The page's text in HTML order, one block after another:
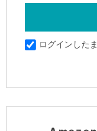
ログインした